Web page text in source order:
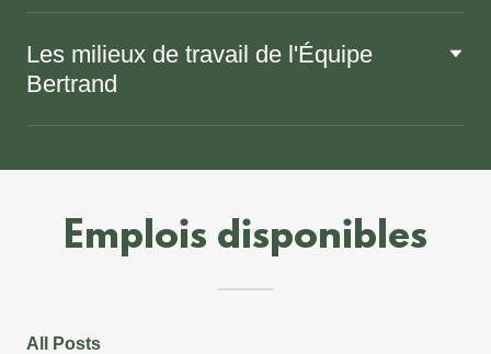
Les milieux de travail de l'Équipe
Bertrand
Emplois disponibles
All Posts